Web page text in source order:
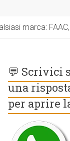
marca: FAAC,
💬 Scrivici
una
per aprire